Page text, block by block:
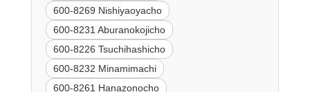
600-8269 Nishiyaoyacho
600-8231 Aburanokojicho
600-8226 Tsuchihashicho
600-8232 Minamimachi
600-8261 Hanazonocho